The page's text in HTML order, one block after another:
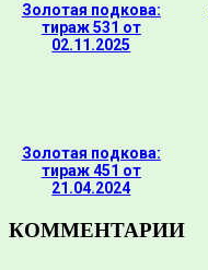
Золотая подкова:
тираж 531 от
02.11.2025
Золотая подкова:
тираж 451 от
21.04.2024
КОММЕНТАРИИ